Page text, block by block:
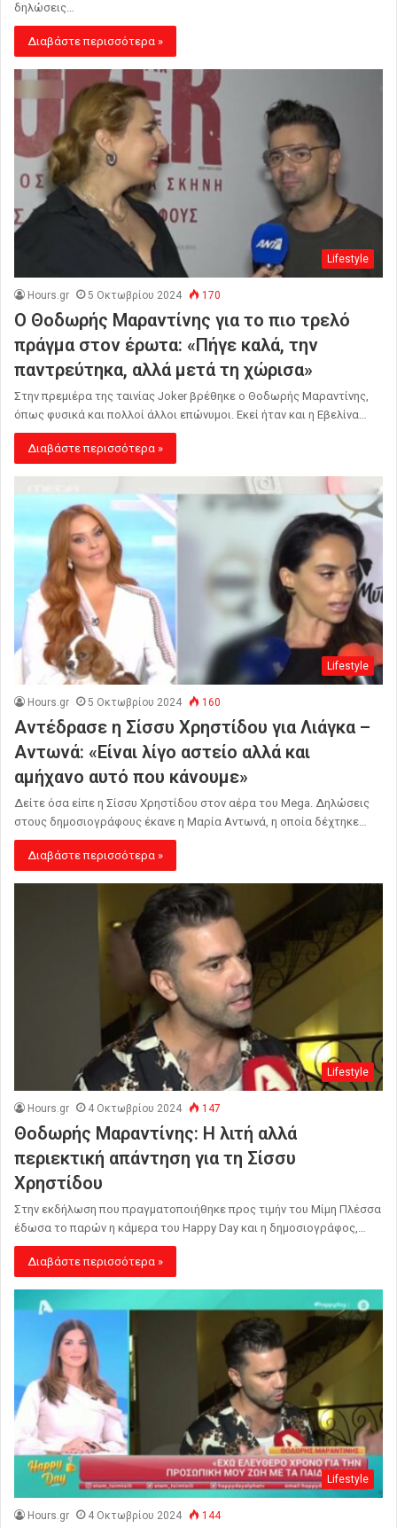
δηλώσεις…
Διαβάστε περισσότερα »
Lifestyle
Hours.gr 5 Οκτωβρίου 2024 170
Ο Θοδωρής Μαραντίνης για το πιο τρελό
πράγμα στον έρωτα: «Πήγε καλά, την
παντρεύτηκα, αλλά μετά τη χώρισα»
Στην πρεμιέρα της ταινίας Joker βρέθηκε ο Θοδωρής Μαραντίνης,
όπως φυσικά και πολλοί άλλοι επώνυμοι. Εκεί ήταν και η Εβελίνα…
Διαβάστε περισσότερα »
Lifestyle
Hours.gr 5 Οκτωβρίου 2024 160
Αντέδρασε η Σίσσυ Χρηστίδου για Λιάγκα –
Αντωνά: «Είναι λίγο αστείο αλλά και
αμήχανο αυτό που κάνουμε»
Δείτε όσα είπε η Σίσσυ Χρηστίδου στον αέρα του Mega. Δηλώσεις
στους δημοσιογράφους έκανε η Μαρία Αντωνά, η οποία δέχτηκε…
Διαβάστε περισσότερα »
Lifestyle
Hours.gr 4 Οκτωβρίου 2024 147
Θοδωρής Μαραντίνης: Η λιτή αλλά
περιεκτική απάντηση για τη Σίσσυ
Χρηστίδου
Στην εκδήλωση που πραγματοποιήθηκε προς τιμήν του Μίμη Πλέσσα
έδωσα το παρών η κάμερα του Happy Day και η δημοσιογράφος,…
Διαβάστε περισσότερα »
Lifestyle
Hours.gr 4 Οκτωβρίου 2024 144